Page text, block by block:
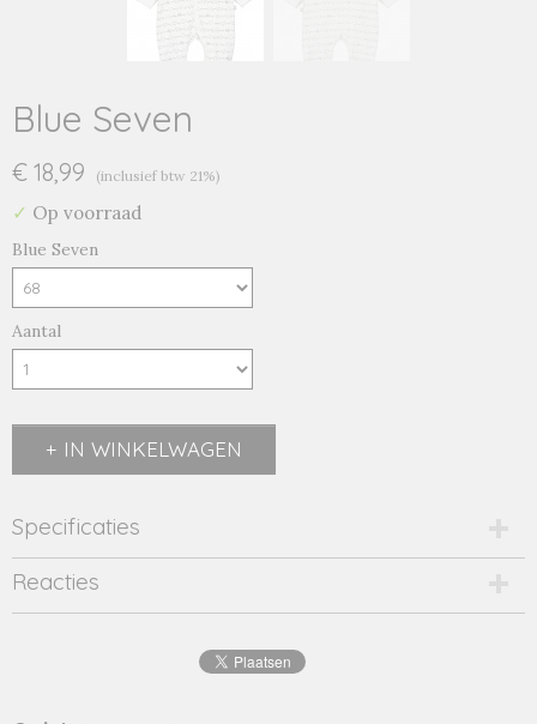
Blue Seven
€ 18,99 (inclusief btw 21%)
✓ Op voorraad
Blue Seven
Aantal
IN WINKELWAGEN
Specificaties
Productcode
483024-9581
Productcode leverancier
Reacties